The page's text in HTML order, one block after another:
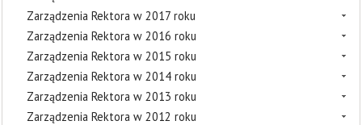
Zarządzenia Rektora w 2017 roku
Zarządzenia Rektora w 2016 roku
Zarządzenia Rektora w 2015 roku
Zarządzenia Rektora w 2014 roku
Zarządzenia Rektora w 2013 roku
Zarządzenia Rektora w 2012 roku